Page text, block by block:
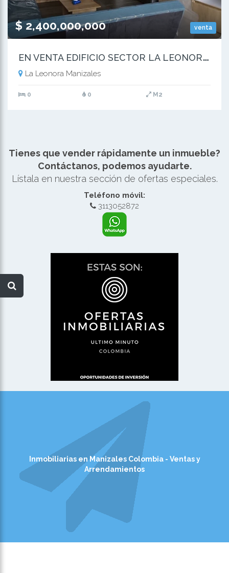
venta
$ 2,400,000,000
E
N VENTA EDIFICIO SECTOR LA LEONORA MANIZALES
La Leonora Manizales
0 0 M2
Tienes que vender rápidamente un inmueble?
Contáctanos, podemos ayudarte.
Lístala en nuestra sección de ofertas especiales.
Teléfono móvil:
3113052872
Inmobiliarias en Manizales Colombia - Ventas y
Arrendamientos